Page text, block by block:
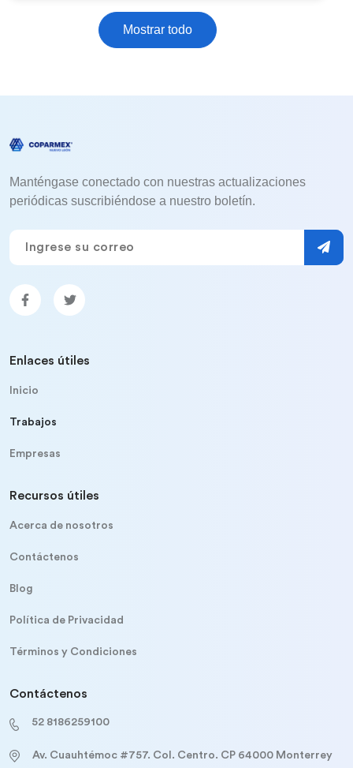
Mostrar todo
Manténgase conectado con nuestras actualizaciones
periódicas suscribiéndose a nuestro boletín.
Enlaces útiles
Inicio
Trabajos
Empresas
Recursos útiles
Acerca de nosotros
Contáctenos
Blog
Política de Privacidad
Términos y Condiciones
Contáctenos
52 8186259100
Av. Cuauhtémoc #757. Col. Centro. CP 64000 Monterrey